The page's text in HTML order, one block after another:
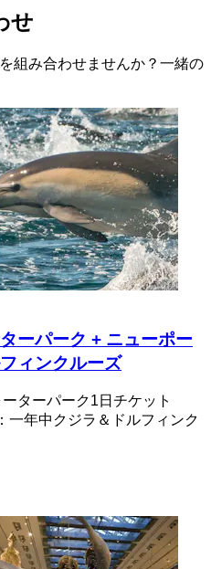
せ
組み合わせませんか？一緒の
ーパーク + ニューポー
ィンクルーズ
ターパーク1日チケット
一年中クジラ＆ドルフィンク